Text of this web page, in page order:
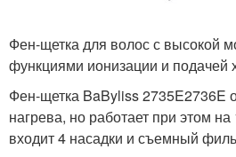
Фен-щетка для волос с высокой
функциями ионизации и подачей
Фен-щетка BaByliss
нагрева, но работает при этом
входит 4 насадки и съемный